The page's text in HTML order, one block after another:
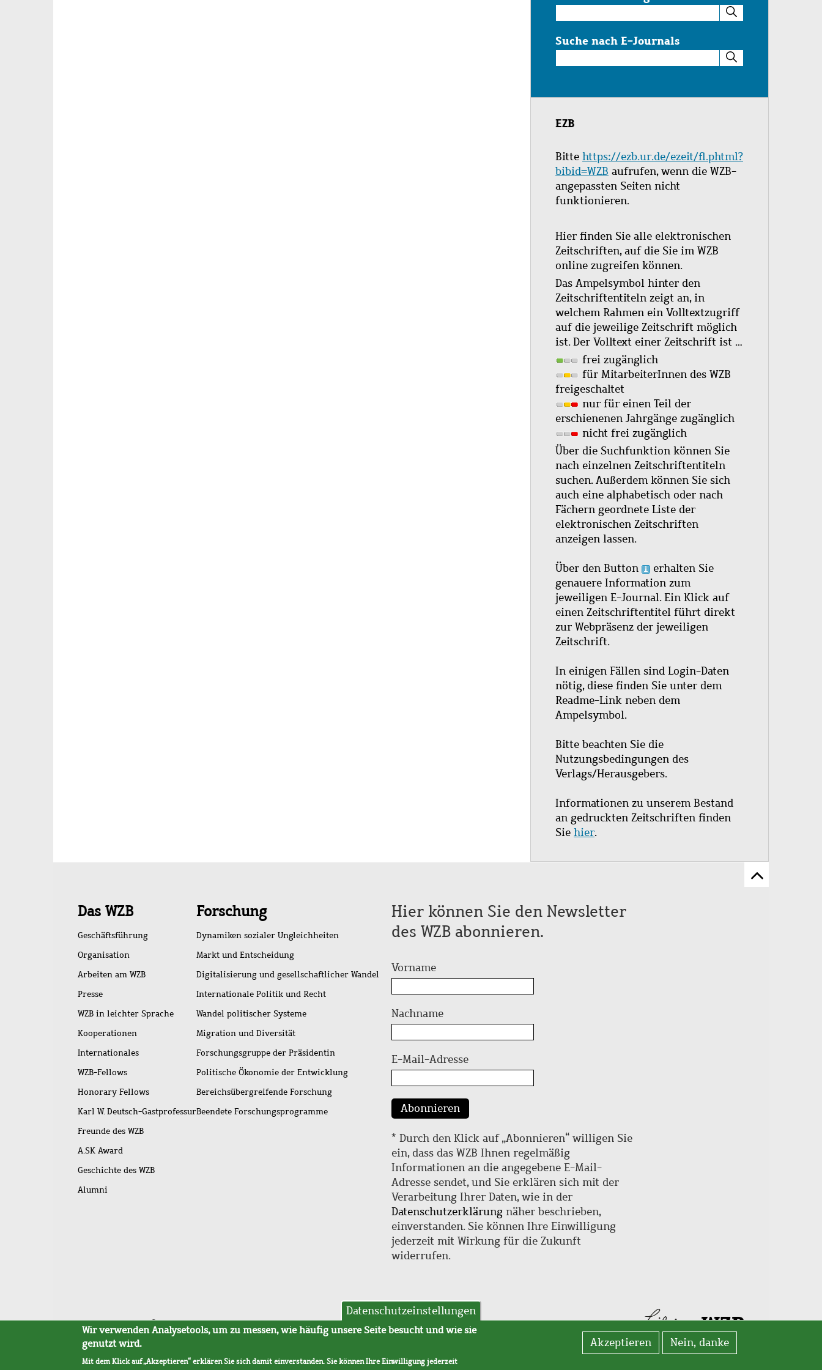
im
Katalog
Suche nach E-Journals
nach
Journals
EZB
Bitte https://ezb.ur.de/ezeit/fl.phtml?
bibid=WZB aufrufen, wenn die WZB-
angepassten Seiten nicht
funktionieren.
Hier finden Sie alle elektronischen
Zeitschriften, auf die Sie im WZB
online zugreifen können.
Das Ampelsymbol hinter den
Zeitschriftentiteln zeigt an, in
welchem Rahmen ein Volltextzugriff
auf die jeweilige Zeitschrift möglich
ist. Der Volltext einer Zeitschrift ist …
frei zugänglich
für MitarbeiterInnen des WZB
freigeschaltet
nur für einen Teil der
erschienenen Jahrgänge zugänglich
nicht frei zugänglich
Über die Suchfunktion können Sie
nach einzelnen Zeitschriftentiteln
suchen. Außerdem können Sie sich
auch eine alphabetisch oder nach
Fächern geordnete Liste der
elektronischen Zeitschriften
anzeigen lassen.
Über den Button
erhalten Sie
genauere Information zum
jeweiligen E-Journal. Ein Klick auf
einen Zeitschriftentitel führt direkt
zur Webpräsenz der jeweiligen
Zeitschrift.
In einigen Fällen sind Login-Daten
nötig, diese finden Sie unter dem
Readme-Link neben dem
Ampelsymbol.
Bitte beachten Sie die
Nutzungsbedingungen des
Verlags/Herausgebers.
Informationen zu unserem Bestand
an gedruckten Zeitschriften finden
Sie hier.
Zum
Schnellzugriff
Das WZB
Geschäftsführung
Organisation
Arbeiten am WZB
Presse
WZB in leichter Sprache
Kooperationen
Internationales
WZB-Fellows
Honorary Fellows
Karl W. Deutsch-Gastprofessur
Freunde des WZB
A.SK Award
Geschichte des WZB
Alumni
Forschung
Dynamiken sozialer Ungleichheiten
Markt und Entscheidung
Digitalisierung und gesellschaftlicher Wandel
Internationale Politik und Recht
Wandel politischer Systeme
Migration und Diversität
Forschungsgruppe der Präsidentin
Politische Ökonomie der Entwicklung
Bereichsübergreifende Forschung
Beendete Forschungsprogramme
Hier können Sie den Newsletter
des WZB abonnieren.
Vorname
Nachname
E-Mail-Adresse
Abonnieren
* Durch den Klick auf „Abonnieren“ willigen Sie
ein, dass das WZB Ihnen regelmäßig
Informationen an die angegebene E-Mail-
Adresse sendet, und Sie erklären sich mit der
Verarbeitung Ihrer Daten, wie in der
Datenschutzerklärung näher beschrieben,
einverstanden. Sie können Ihre Einwilligung
jederzeit mit Wirkung für die Zukunft
widerrufen.
Fußleistenmenü
SitemapBarrierefreiheitImpressumDatenschutzAVB
Datenschutzeinstellungen
Wir verwenden Analysetools, um zu messen, wie häufig unsere Seite besucht und wie sie
genutzt wird.
Mit dem Klick auf „Akzeptieren“ erklären Sie sich damit einverstanden. Sie können Ihre Einwilligung jederzeit
Akzeptieren Nein, danke